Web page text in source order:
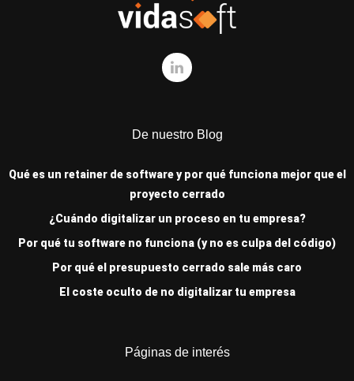
De nuestro Blog
Qué es un retainer de software y por qué funciona mejor que el
proyecto cerrado
¿Cuándo digitalizar un proceso en tu empresa?
Por qué tu software no funciona (y no es culpa del código)
Por qué el presupuesto cerrado sale más caro
El coste oculto de no digitalizar tu empresa
Páginas de interés